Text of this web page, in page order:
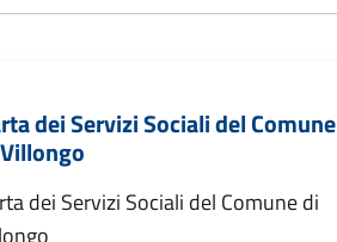
dei Servizi Sociali del Comune
dei Servizi Sociali del Comune di